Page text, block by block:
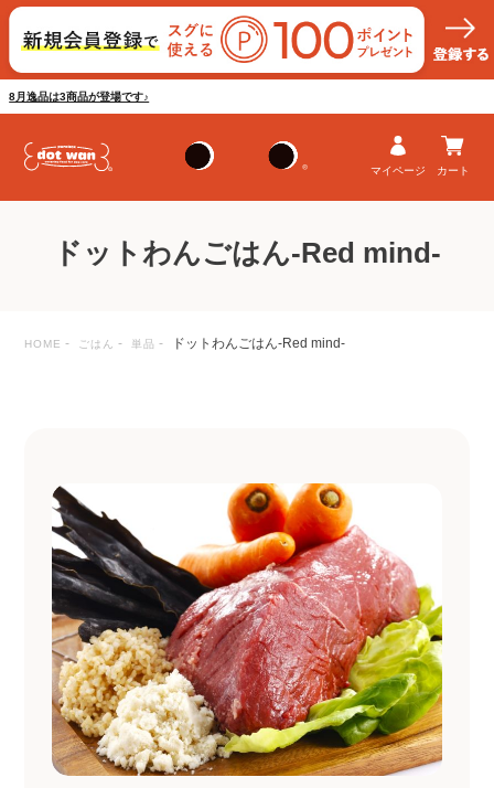
8月逸品は3商品が登場です♪
マイページ カート
ドットわんごはん-Red mind-
HOME ごはん 単品 ドットわんごはん-Red mind-